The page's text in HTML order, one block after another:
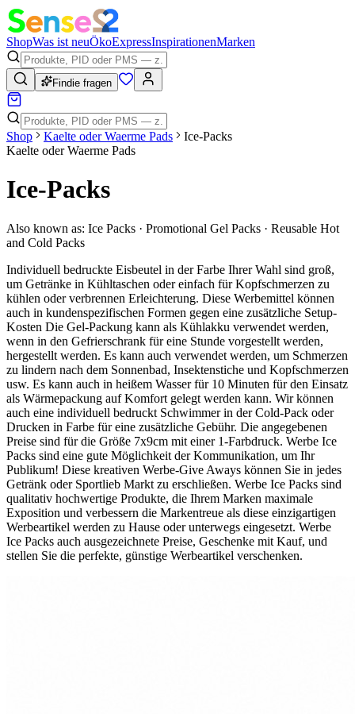
ShopWas ist neuÖkoExpressInspirationenMarken
Findie fragen
Shop Kaelte oder Waerme Pads
Ice-Packs
Kaelte oder Waerme Pads
Ice-Packs
Also known as: Ice Packs · Promotional Gel Packs · Reusable Hot
and Cold Packs
Individuell bedruckte Eisbeutel in der Farbe Ihrer Wahl sind groß,
um Getränke in Kühltaschen oder einfach für Kopfschmerzen zu
kühlen oder verbrennen Erleichterung. Diese Werbemittel können
auch in kundenspezifischen Formen gegen eine zusätzliche Setup-
Kosten Die Gel-Packung kann als Kühlakku verwendet werden,
wenn in den Gefrierschrank für eine Stunde vorgestellt werden,
hergestellt werden. Es kann auch verwendet werden, um Schmerzen
zu lindern nach dem Sonnenbad, Insektenstiche und Kopfschmerzen
usw. Es kann auch in heißem Wasser für 10 Minuten für den Einsatz
als Wärmepackung auf Komfort gelegt werden kann. Wir können
auch eine individuell bedruckt Schwimmer in der Cold-Pack oder
Drucken in Farbe für eine zusätzliche Gebühr. Die angegebenen
Preise sind für die Größe 7x9cm mit einer 1-Farbdruck. Werbe Ice
Packs sind eine gute Möglichkeit der Kommunikation, um Ihr
Publikum! Diese kreativen Werbe-Give Aways können Sie in jedes
Getränk oder Sportlieb Markt zu erschließen. Werbe Ice Packs sind
qualitativ hochwertige Produkte, die Ihrem Marken maximale
Exposition und verbessern die Markentreue als diese einzigartigen
Werbeartikel werden zu Hause oder unterwegs eingesetzt. Werbe
Ice Packs auch ausgezeichnete Preise, Geschenke mit Kauf, und
stellen Sie die perfekte, günstige Werbeartikel verschenken.